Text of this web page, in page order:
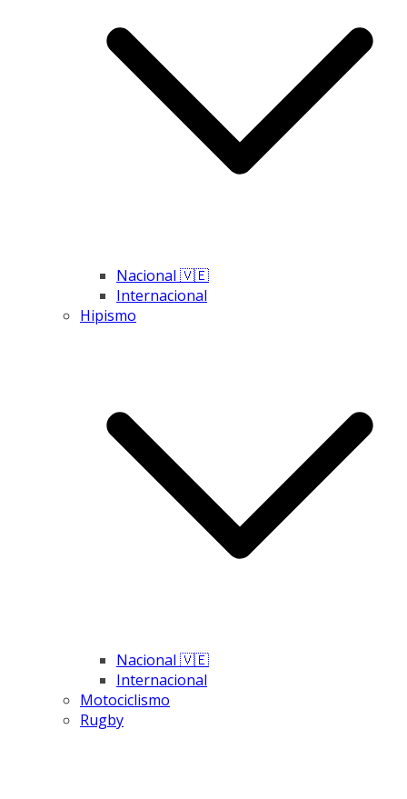
Nacional 🇻🇪
Internacional
Hipismo
Nacional 🇻🇪
Internacional
Motociclismo
Rugby